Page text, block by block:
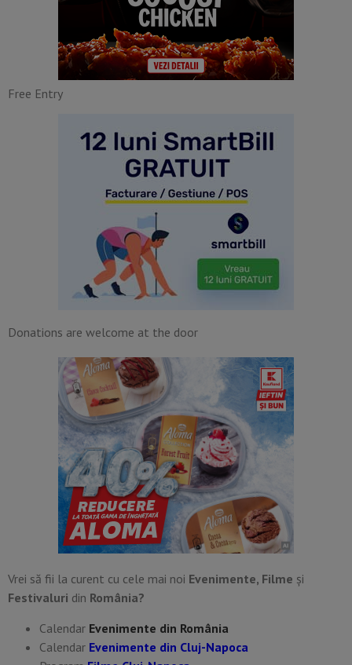
Free Entry
Donations are welcome at the door
Vrei să fii la curent cu cele mai noi Evenimente, Filme și
Festivaluri din România?
Calendar Evenimente din România
Calendar Evenimente din Cluj-Napoca